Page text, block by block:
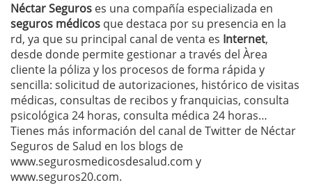
Néctar Seguros es una compañía especializada en
seguros médicos que destaca por su presencia en la
rd, ya que su principal canal de venta es Internet,
desde donde permite gestionar a través del Àrea
cliente la póliza y los procesos de forma rápida y
sencilla: solicitud de autorizaciones, histórico de visitas
médicas, consultas de recibos y franquicias, consulta
psicológica 24 horas, consulta médica 24 horas…
Tienes más información del canal de Twitter de Néctar
Seguros de Salud en los blogs de
www.segurosmedicosdesalud.com y
www.seguros20.com.